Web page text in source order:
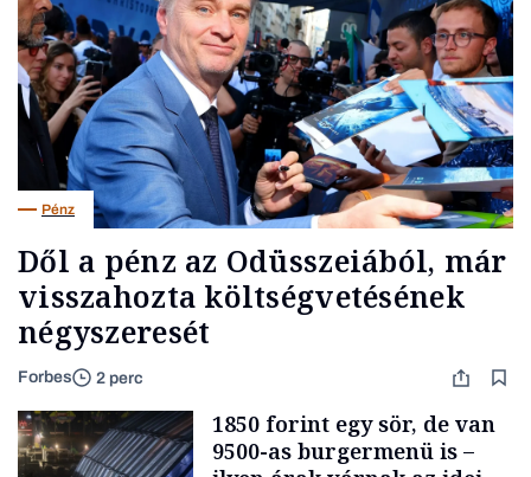
Pénz
Dől a pénz az Odüsszeiából, már
visszahozta költségvetésének
négyszeresét
Forbes 2 perc
1850 forint egy sör, de van
9500-as burgermenü is –